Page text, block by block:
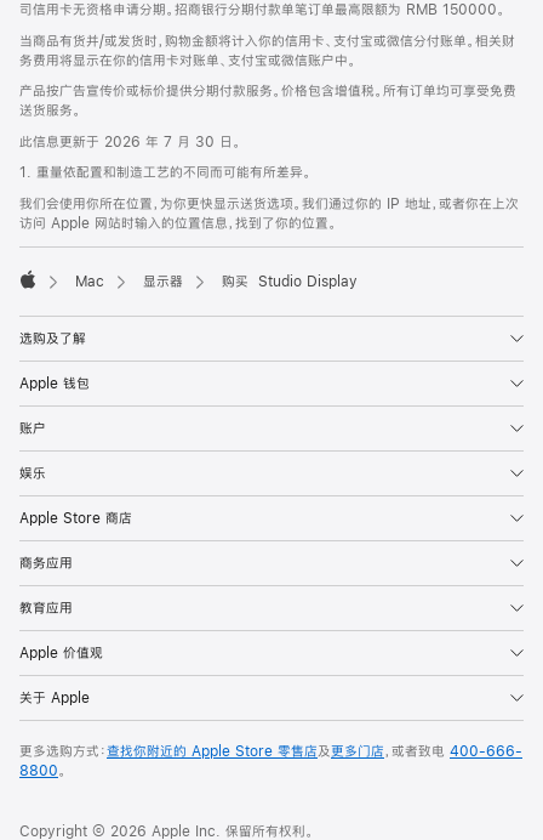
司信用卡无资格申请分期。招商银行分期付款单笔订单最高限额为 RMB 150000。
当商品有货并/或发货时，购物金额将计入你的信用卡、支付宝或微信分付账单。相关财
务费用将显示在你的信用卡对账单、支付宝或微信账户中。
产品按广告宣传价或标价提供分期付款服务。价格包含增值税。所有订单均可享受免费
送货服务。
此信息更新于 2026 年 7 月 30 日。
1. 重量依配置和制造工艺的不同而可能有所差异。
我们会使用你所在位置，为你更快显示送货选项。我们通过你的 IP 地址，或者你在上次
访问 Apple 网站时输入的位置信息，找到了你的位置。
Mac 显示器 购买 Studio Display
选购及了解
Apple 钱包
账户
娱乐
Apple Store 商店
商务应用
教育应用
Apple 价值观
关于 Apple
更多选购方式：查找你附近的 Apple Store 零售店及更多门店，或者致电 400-666-
8800。
Copyright © 2026 Apple Inc. 保留所有权利。